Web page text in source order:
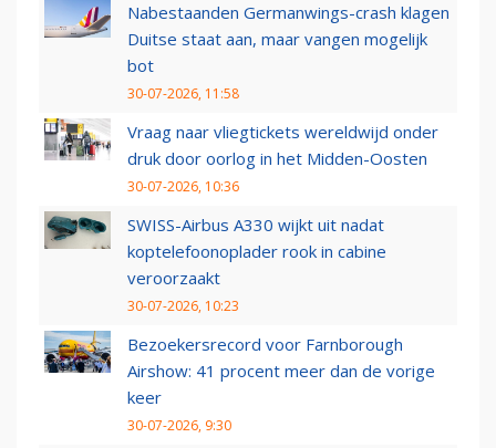
Nabestaanden Germanwings-crash klagen
Duitse staat aan, maar vangen mogelijk
bot
30-07-2026, 11:58
Vraag naar vliegtickets wereldwijd onder
druk door oorlog in het Midden-Oosten
30-07-2026, 10:36
SWISS-Airbus A330 wijkt uit nadat
koptelefoonoplader rook in cabine
veroorzaakt
30-07-2026, 10:23
Bezoekersrecord voor Farnborough
Airshow: 41 procent meer dan de vorige
keer
30-07-2026, 9:30